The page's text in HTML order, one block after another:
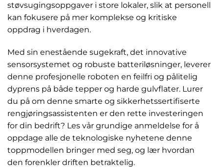
støvsugingsoppgaver i store lokaler, slik at personell
kan fokusere på mer komplekse og kritiske
oppdrag i hverdagen.
Med sin enestående sugekraft, det innovative
sensorsystemet og robuste batteriløsninger, leverer
denne profesjonelle roboten en feilfri og pålitelig
dyprens på både tepper og harde gulvflater. Lurer
du på om denne smarte og sikkerhetssertifiserte
rengjøringsassistenten er den rette investeringen
for din bedrift? Les vår grundige anmeldelse for å
oppdage alle de teknologiske nyhetene denne
toppmodellen bringer med seg, og lær hvordan
den forenkler driften betraktelig.